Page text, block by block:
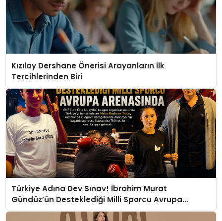
Kızılay Dershane Önerisi Arayanların İlk
Tercihlerinden Biri
Türkiye Adına Dev Sınav! İbrahim Murat
Gündüz’ün Desteklediği Milli Sporcu Avrupa
Arenasında